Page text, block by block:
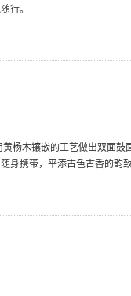
行。
杨木镶嵌的工艺做出双面鼓
身携带，平添古色古香的韵致